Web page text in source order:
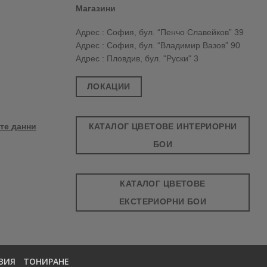
данни
Магазини
Адрес : София, бул. “Пенчо Славейков” 39
Адрес : София, бул. “Владимир Вазов” 90
Адрес : Пловдив, бул. "Руски" 3
ЛОКАЦИИ
КАТАЛОГ ЦВЕТОВЕ ИНТЕРИОРНИ
БОИ
КАТАЛОГ ЦВЕТОВЕ
ЕКСТЕРИОРНИ БОИ
ТОНИРАНЕ